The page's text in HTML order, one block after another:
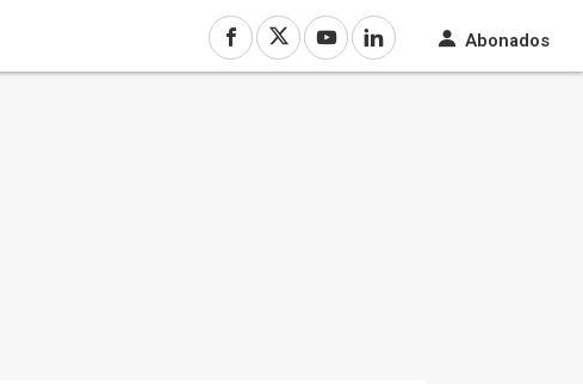
Abonados